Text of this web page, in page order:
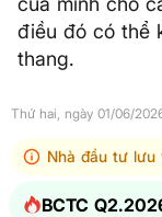
điều đó có thể
thang.
Thứ hai, ngày 01/06/
Nhà đầu tư lưu
BCTC